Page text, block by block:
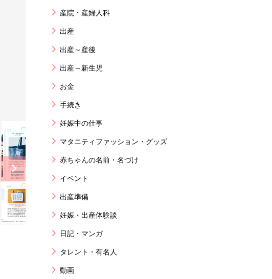
産院・産婦人科
出産
出産～産後
出産～新生児
お金
手続き
妊娠中の仕事
マタニティファッション・グッズ
赤ちゃんの名前・名づけ
イベント
出産準備
妊娠・出産体験談
日記・マンガ
タレント・有名人
動画